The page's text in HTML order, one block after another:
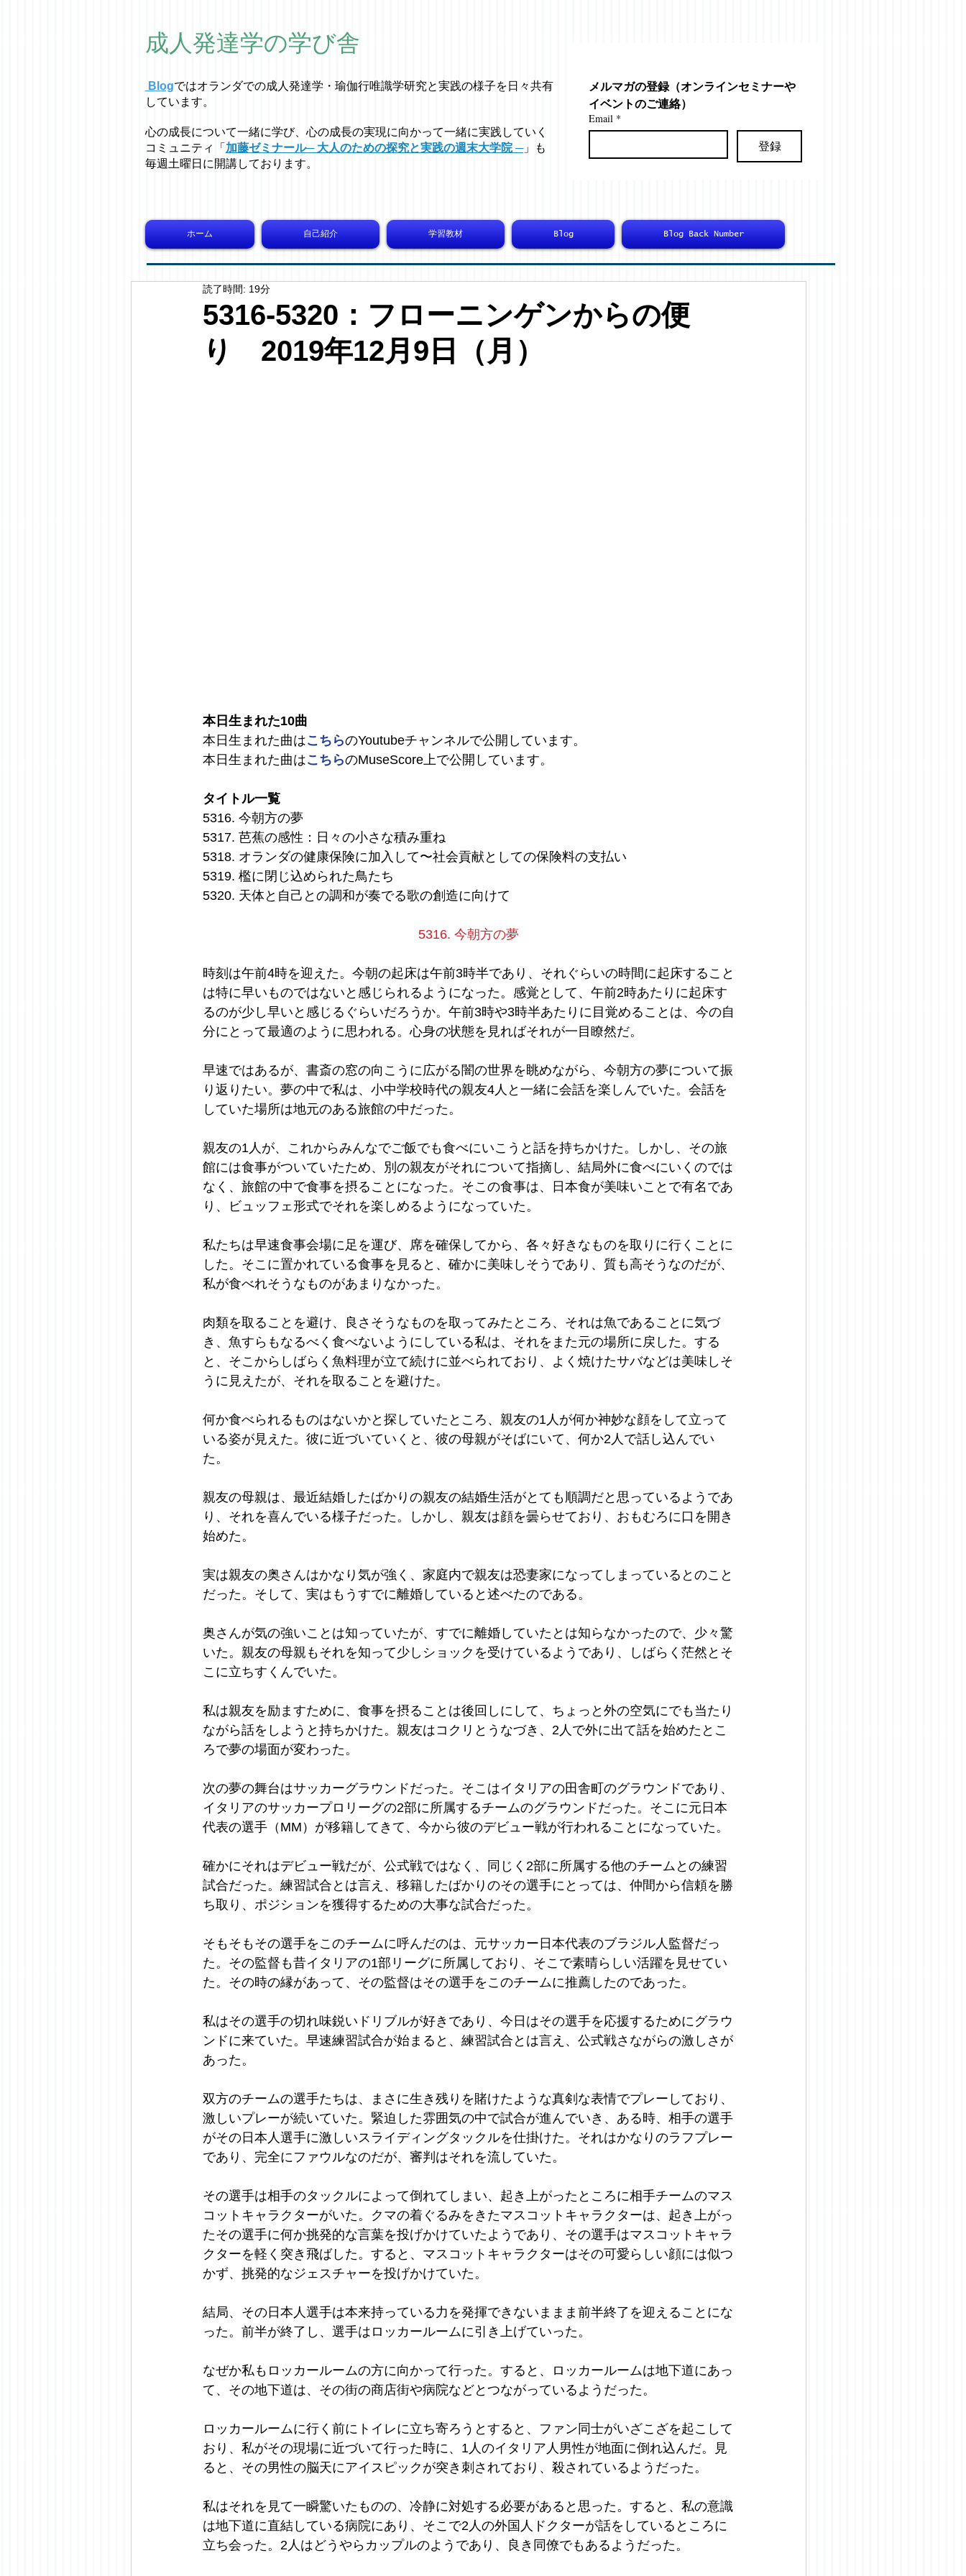
成人発達学の学び舎
Blogではオラ ンダでの成人発達学・ 瑜伽行唯識学研究と実践の様子を日々共有
しています。
心の成長について一緒に学び、心の成長の実現に向かって一緒に実践していく
コミュニティ「 加藤ゼミナール─ 大人のための探究と実践の週末大学院 ─」も
毎週土曜日に開講しております。
メルマガの登録（オンラインセミナーや
イベントのご連絡）
Email *
登録
ホーム 自己紹介 学習教材 Blog Blog Back Number
5316-5320：フローニンゲンからの便
り 2019年12月9日（月）
読了時間: 19分
本日生まれた10曲
本日生まれた曲はこちらのYoutubeチャンネルで公開しています。
本日生まれた曲はこちらのMuseScore上で公開しています。
タイトル一覧
5316. 今朝方の夢
5317. 芭蕉の感性：日々の小さな積み重ね
5318. オランダの健康保険に加入して〜社会貢献としての保険料の支払い
5319. 檻に閉じ込められた鳥たち
5320. 天体と自己との調和が奏でる歌の創造に向けて
5316. 今朝方の夢
時刻は午前4時を迎えた。今朝の起床は午前3時半であり、それぐらいの時間に起床すること
は特に早いものではないと感じられるようになった。感覚として、午前2時あたりに起床す
るのが少し早いと感じるぐらいだろうか。午前3時や3時半あたりに目覚めることは、今の自
分にとって最適のように思われる。心身の状態を見ればそれが一目瞭然だ。
早速ではあるが、書斎の窓の向こうに広がる闇の世界を眺めながら、今朝方の夢について振
り返りたい。夢の中で私は、小中学校時代の親友4人と一緒に会話を楽しんでいた。会話を
していた場所は地元のある旅館の中だった。
親友の1人が、これからみんなでご飯でも食べにいこうと話を持ちかけた。しかし、その旅
館には食事がついていたため、別の親友がそれについて指摘し、結局外に食べにいくのでは
なく、旅館の中で食事を摂ることになった。そこの食事は、日本食が美味いことで有名であ
り、ビュッフェ形式でそれを楽しめるようになっていた。
私たちは早速食事会場に足を運び、席を確保してから、各々好きなものを取りに行くことに
した。そこに置かれている食事を見ると、確かに美味しそうであり、質も高そうなのだが、
私が食べれそうなものがあまりなかった。
肉類を取ることを避け、良さそうなものを取ってみたところ、それは魚であることに気づ
き、魚すらもなるべく食べないようにしている私は、それをまた元の場所に戻した。する
と、そこからしばらく魚料理が立て続けに並べられており、よく焼けたサバなどは美味しそ
うに見えたが、それを取ることを避けた。
何か食べられるものはないかと探していたところ、親友の1人が何か神妙な顔をして立って
いる姿が見えた。彼に近づいていくと、彼の母親がそばにいて、何か2人で話し込んでい
た。
親友の母親は、最近結婚したばかりの親友の結婚生活がとても順調だと思っているようであ
り、それを喜んでいる様子だった。しかし、親友は顔を曇らせており、おもむろに口を開き
始めた。
実は親友の奥さんはかなり気が強く、家庭内で親友は恐妻家になってしまっているとのこと
だった。そして、実はもうすでに離婚していると述べたのである。
奥さんが気の強いことは知っていたが、すでに離婚していたとは知らなかったので、少々驚
いた。親友の母親もそれを知って少しショックを受けているようであり、しばらく茫然とそ
こに立ちすくんでいた。
私は親友を励ますために、食事を摂ることは後回しにして、ちょっと外の空気にでも当たり
ながら話をしようと持ちかけた。親友はコクリとうなづき、2人で外に出て話を始めたとこ
ろで夢の場面が変わった。
次の夢の舞台はサッカーグラウンドだった。そこはイタリアの田舎町のグラウンドであり、
イタリアのサッカープロリーグの2部に所属するチームのグラウンドだった。そこに元日本
代表の選手（MM）が移籍してきて、今から彼のデビュー戦が行われることになっていた。
確かにそれはデビュー戦だが、公式戦ではなく、同じく2部に所属する他のチームとの練習
試合だった。練習試合とは言え、移籍したばかりのその選手にとっては、仲間から信頼を勝
ち取り、ポジションを獲得するための大事な試合だった。
そもそもその選手をこのチームに呼んだのは、元サッカー日本代表のブラジル人監督だっ
た。その監督も昔イタリアの1部リーグに所属しており、そこで素晴らしい活躍を見せてい
た。その時の縁があって、その監督はその選手をこのチームに推薦したのであった。
私はその選手の切れ味鋭いドリブルが好きであり、今日はその選手を応援するためにグラウ
ンドに来ていた。早速練習試合が始まると、練習試合とは言え、公式戦さながらの激しさが
あった。
双方のチームの選手たちは、まさに生き残りを賭けたような真剣な表情でプレーしており、
激しいプレーが続いていた。緊迫した雰囲気の中で試合が進んでいき、ある時、相手の選手
がその日本人選手に激しいスライディングタックルを仕掛けた。それはかなりのラフプレー
であり、完全にファウルなのだが、審判はそれを流していた。
その選手は相手のタックルによって倒れてしまい、起き上がったところに相手チームのマス
コットキャラクターがいた。クマの着ぐるみをきたマスコットキャラクターは、起き上がっ
たその選手に何か挑発的な言葉を投げかけていたようであり、その選手はマスコットキャラ
クターを軽く突き飛ばした。すると、マスコットキャラクターはその可愛らしい顔には似つ
かず、挑発的なジェスチャーを投げかけていた。
結局、その日本人選手は本来持っている力を発揮できないままま前半終了を迎えることにな
った。前半が終了し、選手はロッカールームに引き上げていった。
なぜか私もロッカールームの方に向かって行った。すると、ロッカールームは地下道にあっ
て、その地下道は、その街の商店街や病院などとつながっているようだった。
ロッカールームに行く前にトイレに立ち寄ろうとすると、ファン同士がいざこざを起こして
おり、私がその現場に近づいて行った時に、1人のイタリア人男性が地面に倒れ込んだ。見
ると、その男性の脳天にアイスピックが突き刺されており、殺されているようだった。
私はそれを見て一瞬驚いたものの、冷静に対処する必要があると思った。すると、私の意識
は地下道に直結している病院にあり、そこで2人の外国人ドクターが話をしているところに
立ち会った。2人はどうやらカップルのようであり、良き同僚でもあるようだった。